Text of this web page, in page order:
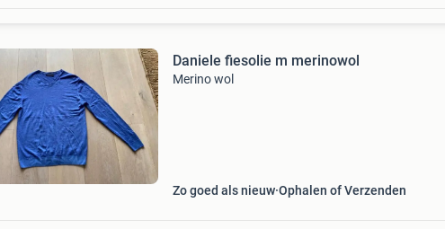
Daniele fiesolie m merinowol
Merino wol
Zo goed als nieuw Ophalen of Verzenden